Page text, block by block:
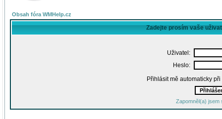
Obsah fóra WMHelp.cz
Zadejte prosím vaše
Uživatel:
Heslo:
Přihlásit mě automaticky
Zapomněl(a) jsem